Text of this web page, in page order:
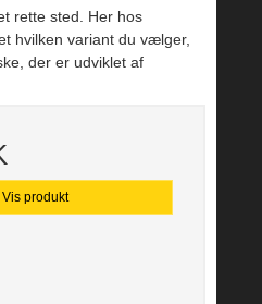
rette sted. Her hos
hvilken variant du vælger,
der er udviklet af
Vis produkt